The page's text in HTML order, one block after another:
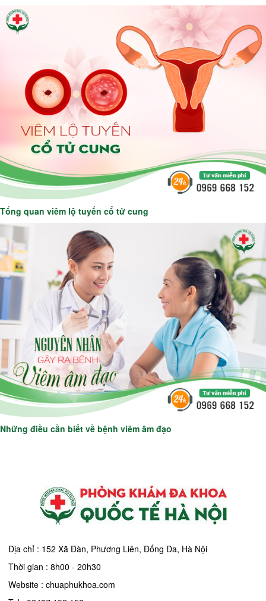
Tổng quan viêm lộ tuyến cổ tử cung
Những điều cần biết về bệnh viêm âm đạo
Địa chỉ : 152 Xã Đàn, Phương Liên, Đống Đa, Hà Nội
Thời gian : 8h00 - 20h30
Website : chuaphukhoa.com